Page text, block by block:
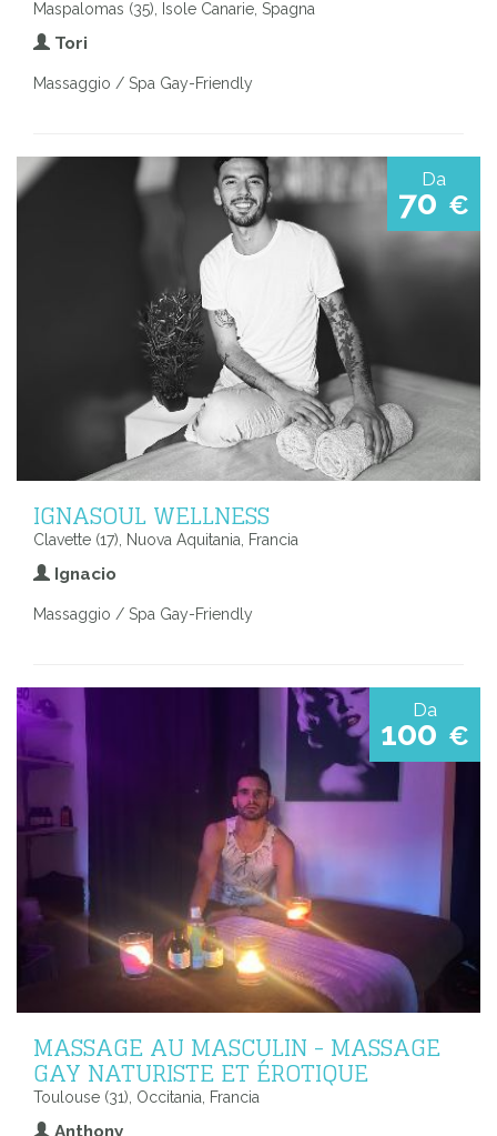
Maspalomas (35), Isole Canarie, Spagna
Tori
Massaggio / Spa Gay-Friendly
Da
70 €
IGNASOUL WELLNESS
Clavette (17), Nuova Aquitania, Francia
Ignacio
Massaggio / Spa Gay-Friendly
Da
100 €
MASSAGE AU MASCULIN - MASSAGE
GAY NATURISTE ET ÉROTIQUE
Toulouse (31), Occitania, Francia
Anthony